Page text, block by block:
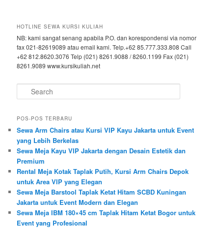
HOTLINE SEWA KURSI KULIAH
NB: kami sangat senang apabila P.O. dan korespondensi via nomor
fax 021-82619089 atau email kami. Telp.+62 85.777.333.808 Call
+62 812.8620.3076 Telp (021) 8261.9088 / 8260.1199 Fax (021)
8261.9089 www.kursikuliah.net
Search
POS-POS TERBARU
Sewa Arm Chairs atau Kursi VIP Kayu Jakarta untuk Event
yang Lebih Berkelas
Sewa Meja Kayu VIP Jakarta dengan Desain Estetik dan
Premium
Rental Meja Kotak Taplak Putih, Kursi Arm Chairs Depok
untuk Area VIP yang Elegan
Sewa Meja Barstool Taplak Ketat Hitam SCBD Kuningan
Jakarta untuk Event Modern dan Elegan
Sewa Meja IBM 180×45 cm Taplak Hitam Ketat Bogor untuk
Event yang Profesional